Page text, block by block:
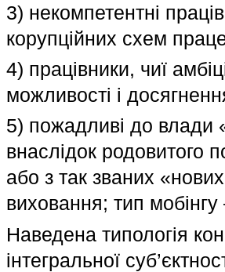
3) некомпетентні
корупційних схем
4) працівники, чиї
можливості і
5) пожадливі до влади
внаслідок родовитого
або з так званих
виховання; тип мобінгу
Наведена типологія
інтегральної